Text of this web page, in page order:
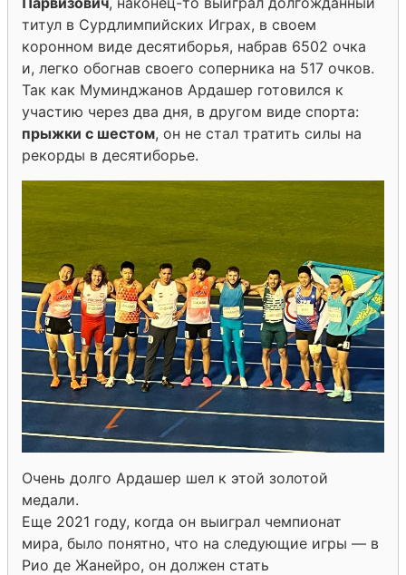
титул в Сурдлимпийских Играх, в своем
коронном виде десятиборья, набрав 6502 очка
и, легко обогнав своего соперника на 517 очков.
Так как Муминджанов Ардашер готовился к
участию через два дня, в другом виде спорта:
прыжки с шестом, он не стал тратить силы на
рекорды в десятиборье.
Очень долго Ардашер шел к этой золотой
медали.
Еще 2021 году, когда он выиграл чемпионат
мира, было понятно, что на следующие игры — в
Рио де Жанейро, он должен стать